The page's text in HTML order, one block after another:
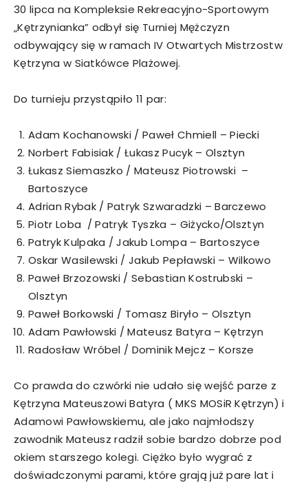
30 lipca na Kompleksie Rekreacyjno-Sportowym
„Kętrzynianka” odbył się Turniej Mężczyzn
odbywający się w ramach IV Otwartych Mistrzostw
Kętrzyna w Siatkówce Plażowej.
Do turnieju przystąpiło 11 par:
Adam Kochanowski / Paweł Chmiell – Piecki
Norbert Fabisiak / Łukasz Pucyk – Olsztyn
Łukasz Siemaszko / Mateusz Piotrowski –
Bartoszyce
Adrian Rybak / Patryk Szwaradzki – Barczewo
Piotr Loba / Patryk Tyszka – Giżycko/Olsztyn
Patryk Kulpaka / Jakub Lompa – Bartoszyce
Oskar Wasilewski / Jakub Pepławski – Wilkowo
Paweł Brzozowski / Sebastian Kostrubski –
Olsztyn
Paweł Borkowski / Tomasz Biryło – Olsztyn
Adam Pawłowski / Mateusz Batyra – Kętrzyn
Radosław Wróbel / Dominik Mejcz – Korsze
Co prawda do czwórki nie udało się wejść parze z
Kętrzyna Mateuszowi Batyra ( MKS MOSiR Kętrzyn) i
Adamowi Pawłowskiemu, ale jako najmłodszy
zawodnik Mateusz radził sobie bardzo dobrze pod
okiem starszego kolegi. Ciężko było wygrać z
doświadczonymi parami, które grają już pare lat i